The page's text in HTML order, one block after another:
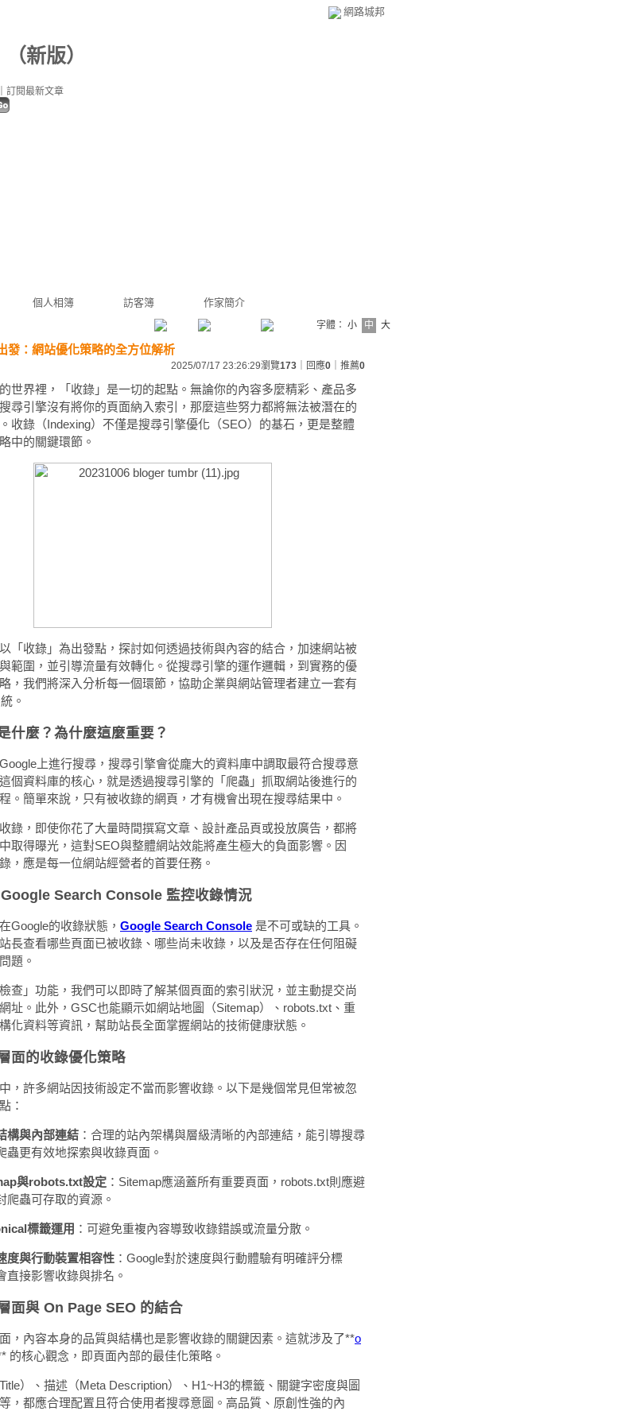
網路城邦
新版）
個人相簿 訪客簿 作家簡介
訂閱最新文章
字體： 小 中 大
發：網站優化策略的全方位解析
2025/07/17 23:26:29瀏覽173 ｜回應0 ｜推薦0
世界裡，「收錄」是一切的起點。無論你的內容多麼精彩、產品多
尋引擎沒有將你的頁面納入索引，那麼這些努力都將無法被潛在的
收錄（Indexing）不僅是搜尋引擎優化（SEO）的基石，更是整體
中的關鍵環節。
「收錄」為出發點，探討如何透過技術與內容的結合，加速網站被
範圍，並引導流量有效轉化。從搜尋引擎的運作邏輯，到實務的優
，我們將深入分析每一個環節，協助企業與網站管理者建立一套有
。
什麼？為什麼這麼重要？
上進行搜尋，搜尋引擎會從龐大的資料庫中調取最符合搜尋意
個資料庫的核心，就是透過搜尋引擎的「爬蟲」抓取網站後進行的
程。簡單來說，只有被收錄的網頁，才有機會出現在搜尋結果中。
錄，即使你花了大量時間撰寫文章、設計產品頁或投放廣告，都將
取得曝光，這對SEO與整體網站效能將產生極大的負面影響。因
，應是每一位網站經營者的首要任務。
Search Console 監控收錄情況
Google的收錄狀態， Google Search Console 是不可或缺的工具。
長查看哪些頁面已被收錄、哪些尚未收錄，以及是否存在任何阻礙
題。
查」功能，我們可以即時了解某個頁面的索引狀況，並主動提交尚
址。此外，GSC也能顯示如網站地圖（Sitemap）、robots.txt、重
化資料等資訊，幫助站長全面掌握網站的技術健康狀態。
面的收錄優化策略
，許多網站因技術設定不當而影響收錄。以下是幾個常見但常被忽
：
構與內部連結 ：合理的站內架構與層級清晰的內部連結，能引導搜尋
蟲更有效地探索與收錄頁面。
與robots.txt設定 ：Sitemap應涵蓋所有重要頁面，robots.txt則應避
爬蟲可存取的資源。
標籤運用 ：可避免重複內容導致收錄錯誤或流量分散。
度與行動裝置相容性 ：Google對於速度與行動體驗有明確評分標
直接影響收錄與排名。
面與 On Page SEO 的結合
，內容本身的品質與結構也是影響收錄的關鍵因素。這就涉及了**o
的核心觀念，即頁面內部的最佳化策略。
）、描述（Meta Description）、H1~H3的標籤、關鍵字密度與圖
，都應合理配置且符合使用者搜尋意圖。高品質、原創性強的內